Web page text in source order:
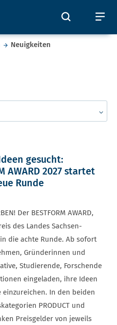
Öffnet
Neuigkeiten
gesucht:
AWARD 2027 startet
Runde
Der BESTFORM AWARD,
des Landes Sachsen-
die achte Runde. Ab sofort
Gründerinnen und
Studierende, Forschende
eingeladen, ihre Ideen
einzureichen. In den beiden
PRODUCT und
Preisgelder von jeweils